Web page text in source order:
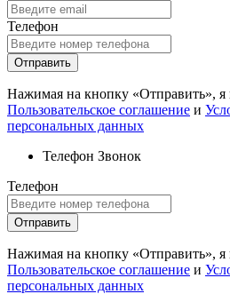
Телефон
Отправить
Нажимая на кнопку «Отправить»,
Пользовательское соглашение и
персональных данных
Телефон Звонок
Телефон
Отправить
Нажимая на кнопку «Отправить»,
Пользовательское соглашение и
персональных данных